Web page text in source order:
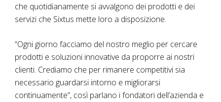
che quotidianamente si avvalgono dei prodotti e dei
servizi che Sixtus mette loro a disposizione.
“Ogni giorno facciamo del nostro meglio per cercare
prodotti e soluzioni innovative da proporre ai nostri
clienti. Crediamo che per rimanere competitivi sia
necessario guardarsi intorno e migliorarsi
continuamente”, così parlano i fondatori dell’azienda e